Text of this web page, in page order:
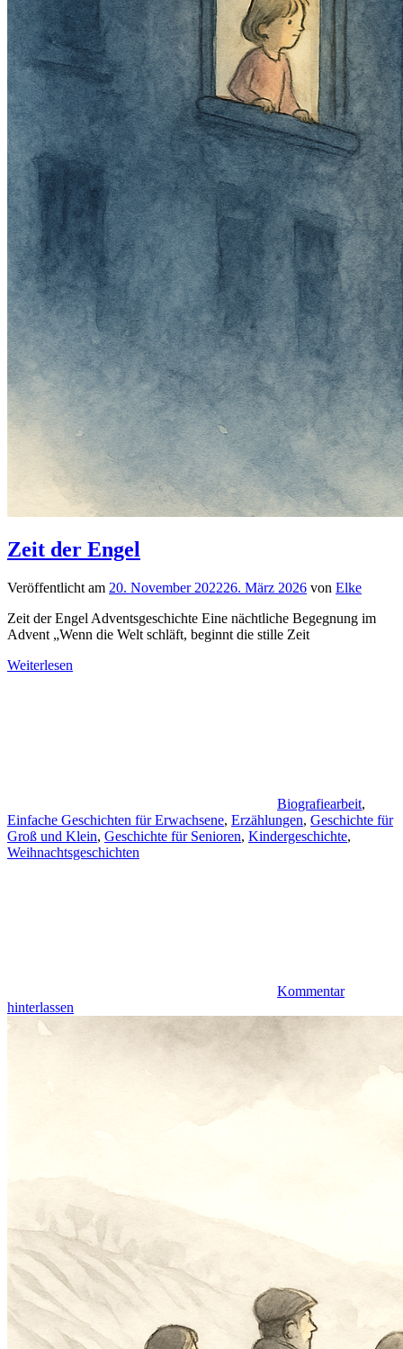
Zeit der Engel
Veröffentlicht am 20. November 202226. März 2026 von Elke
Zeit der Engel Adventsgeschichte Eine nächtliche Begegnung im
Advent „Wenn die Welt schläft, beginnt die stille Zeit
Weiterlesen
Biografiearbeit,
Einfache Geschichten für Erwachsene, Erzählungen, Geschichte für
Groß und Klein, Geschichte für Senioren, Kindergeschichte,
Weihnachtsgeschichten
Kommentar
hinterlassen